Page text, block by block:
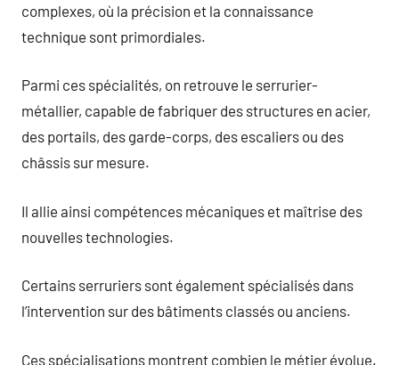
complexes, où la précision et la connaissance
technique sont primordiales.
Parmi ces spécialités, on retrouve le serrurier-
métallier, capable de fabriquer des structures en acier,
des portails, des garde-corps, des escaliers ou des
châssis sur mesure.
Il allie ainsi compétences mécaniques et maîtrise des
nouvelles technologies.
Certains serruriers sont également spécialisés dans
l’intervention sur des bâtiments classés ou anciens.
Ces spécialisations montrent combien le métier évolue.